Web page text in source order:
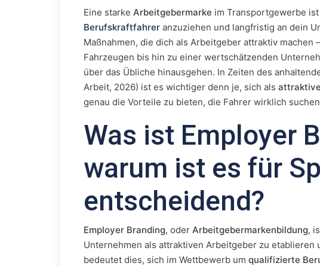
Eine starke Arbeitgebermarke im Transportgewerbe
Berufskraftfahrer anzuziehen und langfristig an dein
Maßnahmen, die dich als Arbeitgeber attraktiv machen
Fahrzeugen bis hin zu einer wertschätzenden
über das Übliche hinausgehen. In Zeiten des
Arbeit, 2026) ist es wichtiger denn je, sich als
genau die Vorteile zu bieten, die Fahrer wirklich
Was ist Employer
warum ist es für
entscheidend?
Employer Branding, oder Arbeitgebermarkenbildung,
Unternehmen als attraktiven Arbeitgeber zu etablieren
bedeutet dies, sich im Wettbewerb um qualifizierte